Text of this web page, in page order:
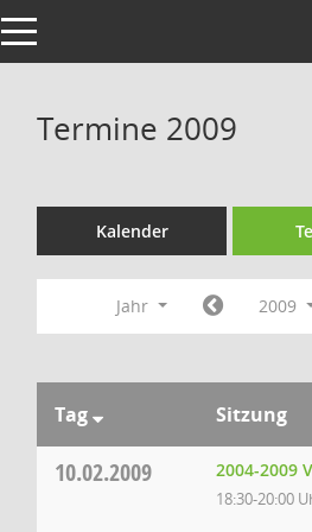
Toggle navigation
Termine 2009
Kalender
Jahr 2009
Tag Sitzung
10.02.2009 2004-2009
18:30-20:00